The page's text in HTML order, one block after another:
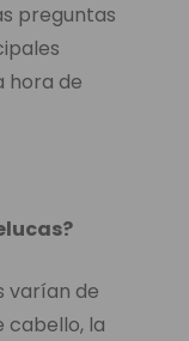
preguntas
hora de
varían de
cabello, la